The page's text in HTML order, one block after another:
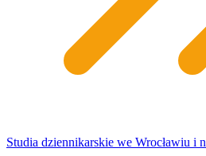
Studia dziennikarskie we Wrocławiu i